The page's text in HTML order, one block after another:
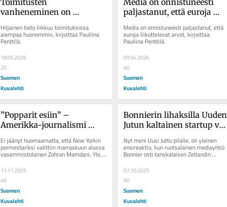
vanheneminen on
riski
Hiljainen tieto liikkuu toimituksissa
aiempaa huonommin, kirjoittaa Pauliina
Penttilä.
18.05.2026
20
Suomen
Kuvalehti
paljastanut, että euroja
sakset ja sahat
Media on onnistuneesti paljastanut, että
euroja liikuttelevat arvot, kirjoittaa
Pauliina Penttilä.
09.04.2026
40
Suomen
Kuvalehti
”Popparit esiin” –
Amerikka-journalismi
kuin tosi-tv
Ei jäänyt huomaamatta, että New Yorkin
pormestariksi valittiin marraskuun alussa
vasemmistolainen Zohran Mamdani. Yle,
11.11.2025
40
Suomen
Kuvalehti
Bonnierin lihaksilla Uuden
Jutun kaltainen startup voi
Nyt meni Uusi Juttu pilalle, oli yleinen
ensireaktio, kun ruotsalainen mediayhtiö
Bonnier osti tanskalaisen Zetlandin
07.10.2025
50
Suomen
Kuvalehti